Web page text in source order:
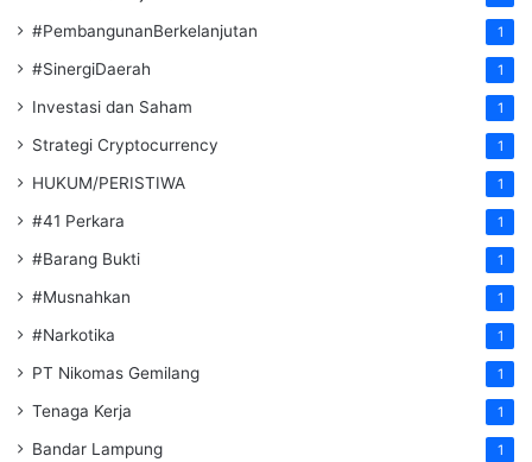
#PembangunanBerkelanjutan 1
#SinergiDaerah 1
Investasi dan Saham 1
Strategi Cryptocurrency 1
HUKUM/PERISTIWA 1
#41 Perkara 1
#Barang Bukti 1
#Musnahkan 1
#Narkotika 1
PT Nikomas Gemilang 1
Tenaga Kerja 1
Bandar Lampung 1